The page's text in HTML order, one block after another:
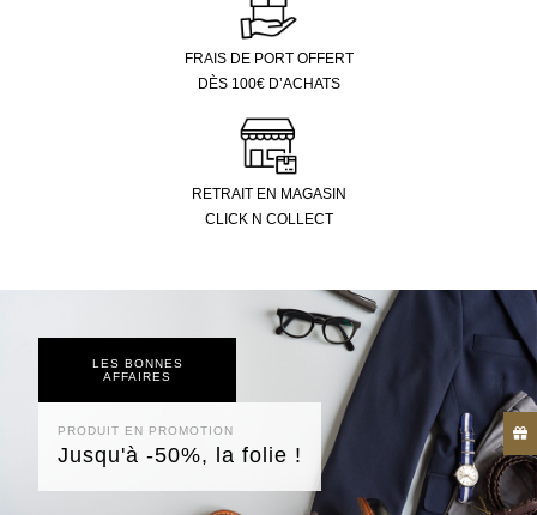
FRAIS DE PORT OFFERT
DÈS 100€ D’ACHATS
RETRAIT EN MAGASIN
CLICK N COLLECT
LES BONNES
AFFAIRES
PRODUIT EN PROMOTION
Jusqu'à -50%, la folie !